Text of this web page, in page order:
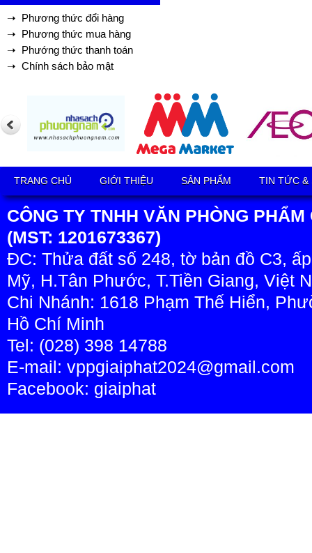
➝ Phương thức đổi hàng
➝ Phương thức mua hàng
➝ Phướng thức thanh toán
➝ Chính sách bảo mật
TRANG CHỦ GIỚI THIỆU SẢN PHẨM TIN TỨC &
CÔNG TY TNHH VĂN PHÒNG PHẨM
(MST: 1201673367)
ĐC: Thửa đất số 248, tờ bản đồ C3,
Mỹ, H.Tân Phước, T.Tiền Giang, Việt
Chi Nhánh: 1618 Phạm Thế Hiển,
Hồ Chí Minh
Tel: (028) 398 14788
E-mail: vppgiaiphat2024@gmail.com
Facebook: giaiphat